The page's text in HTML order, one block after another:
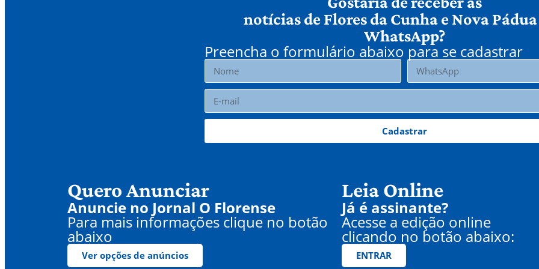
notícias de Flores da Cunha e Nova
WhatsApp?
Preencha o formulário abaixo para se cadastrar
Cadastrar
Quero Anunciar
Anuncie no Jornal O Florense
Para mais informações clique no botão
abaixo
Ver opções de anúncios
Leia Online
Já é assinante?
Acesse a edição online
clicando no botão abaixo:
ENTRAR